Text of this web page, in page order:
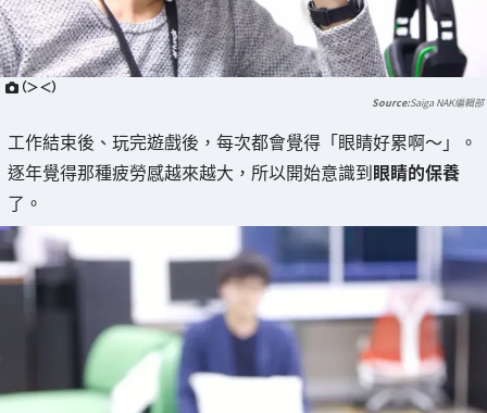
（＞＜）
Saiga NAK編輯部
工作結束後、玩完遊戲後，每次都會覺得「眼睛好累啊～」。
逐年覺得那種疲勞感越來越大，所以開始意識到眼睛的保養
了。